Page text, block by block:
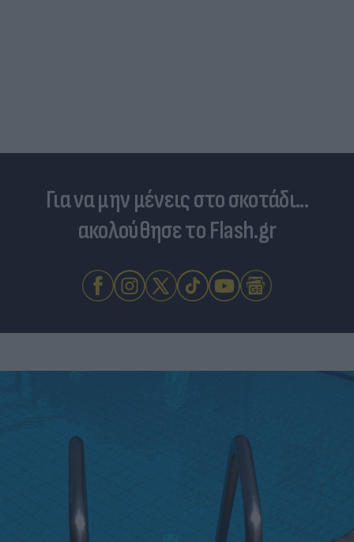
Για να μην μένεις στο σκοτάδι...
ακολούθησε το Flash.gr